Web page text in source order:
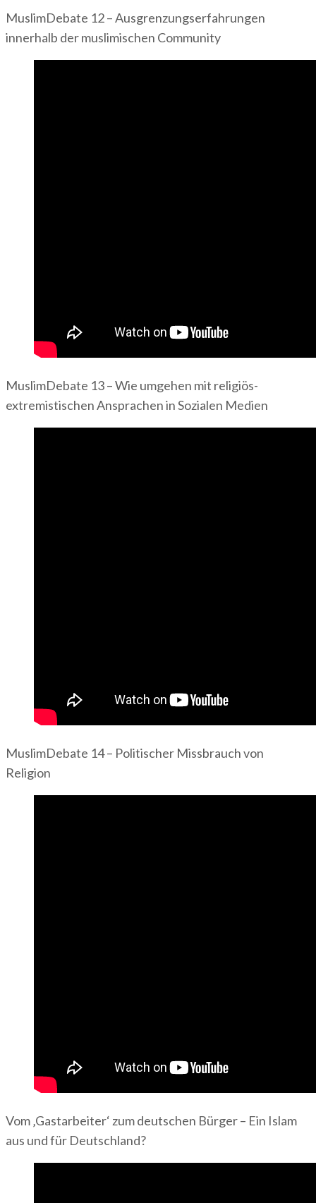
MuslimDebate 12 – Ausgrenzungserfahrungen
innerhalb der muslimischen Community
MuslimDebate 13 – Wie umgehen mit religiös-
extremistischen Ansprachen in Sozialen Medien
MuslimDebate 14 – Politischer Missbrauch von
Religion
Vom ‚Gastarbeiter‘ zum deutschen Bürger – Ein Islam
aus und für Deutschland?